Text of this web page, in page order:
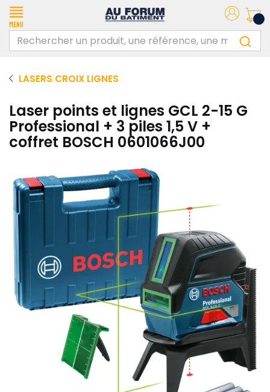
Menu
LASERS CROIX LIGNES
Laser points et lignes GCL 2-15 G
Professional + 3 piles 1,5 V +
coffret BOSCH 0601066J00